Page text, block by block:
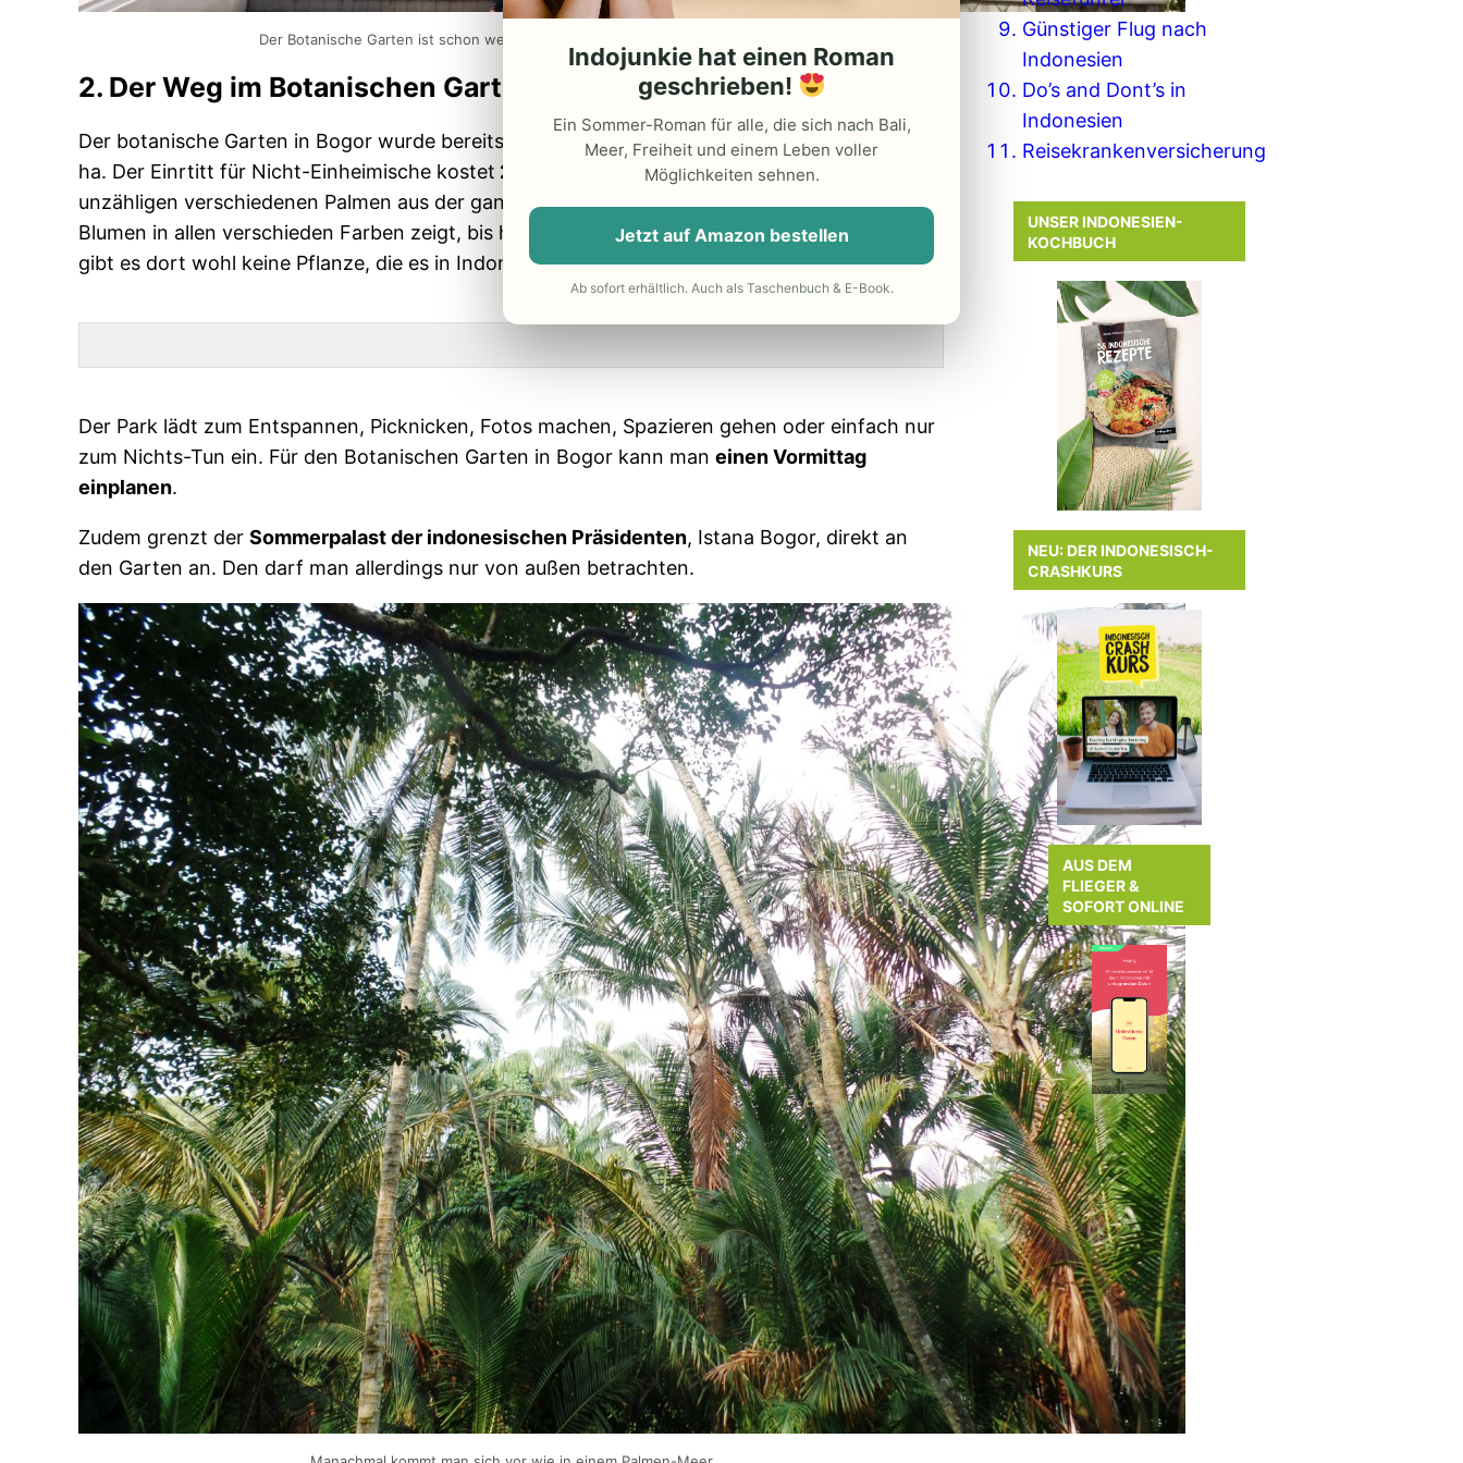
Der Botanische Garten ist schon wegen des Eingangs nicht zu übersehen
2. Der Weg im Botanischen Garten Bogors
Der botanische Garten in Bogor wurde bereits 1817 angelegt und umfasst heute mehr als 87
ha. Der Einrtitt für Nicht-Einheimische kostet 25. 000 IDR
, es lohnt sich allerdings: Von
unzähligen verschiedenen Palmen aus der ganzen Welt über einOrchideen-Haus, das die
Blumen in allen verschieden Farben zeigt, bis hin zu uralten und riesengroßenUrwaldbäumen
gibt es dort wohl keine Pflanze, die es in Indonesien nicht gibt.
Der Park lädt zum Entspannen, Picknicken, Fotos machen, Spazieren gehen oder einfach nur
zum Nichts-Tun ein. Für den Botanischen Garten in Bogor kann man einen Vormittag
einplanen.
Zudem grenzt der Sommerpalast der indonesischen Präsidenten, Istana Bogor, direkt an
den Garten an. Den darf man allerdings nur von außen betrachten.
Günstiger Flug nach
Indonesien
Do’s and Dont’s in
Indonesien
Reisekrankenversicherung
UNSER INDONESIEN-
KOCHBUCH
NEU: DER INDONESISCH-
CRASHKURS
AUS DEM
FLIEGER &
SOFORT ONLINE
Indojunkie hat einen Roman
geschrieben!
Ein Sommer-Roman für alle, die sich nach Bali,
Meer, Freiheit und einem Leben voller
Möglichkeiten sehnen.
Jetzt auf Amazon bestellen
Ab sofort erhältlich. Auch als Taschenbuch & E-Book.